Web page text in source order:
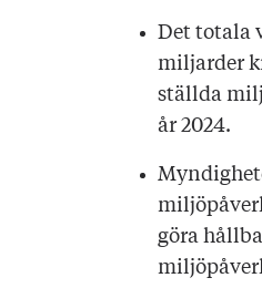
Det totala
miljarder
ställda
år 2024.
göra